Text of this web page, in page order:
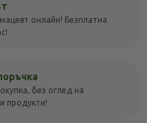
онлайн! Безплатна
без оглед на
продукти!